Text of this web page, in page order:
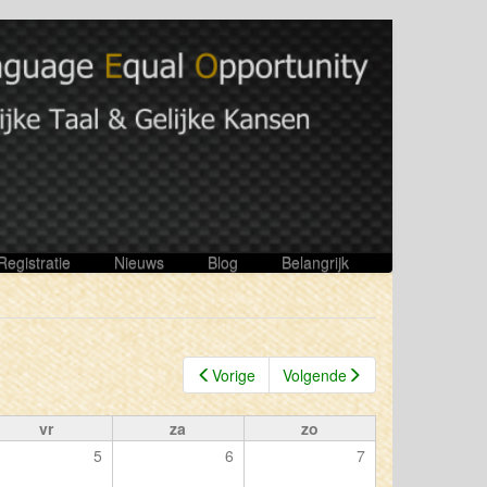
Nieuws Blog Belangrijk
Vorige Volgende
vr za
zo
5 6 7